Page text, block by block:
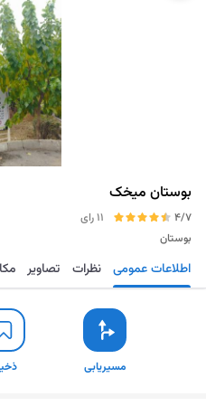
بوستان میخک
4/7
11 رای
بوستان
مسیریابی ذخیره اطلاعات عمومی نظرات تصاویر
مسیریابی